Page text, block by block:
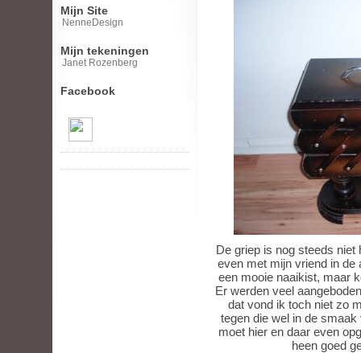
Mijn Site
NenneDesign
Mijn tekeningen
Janet Rozenberg
Facebook
De griep is nog steeds
even met mijn vriend in de
een mooie naaikist, maar
Er werden veel
dat vond ik toch niet zo
tegen die wel in de
moet hier en daar even
heen goed